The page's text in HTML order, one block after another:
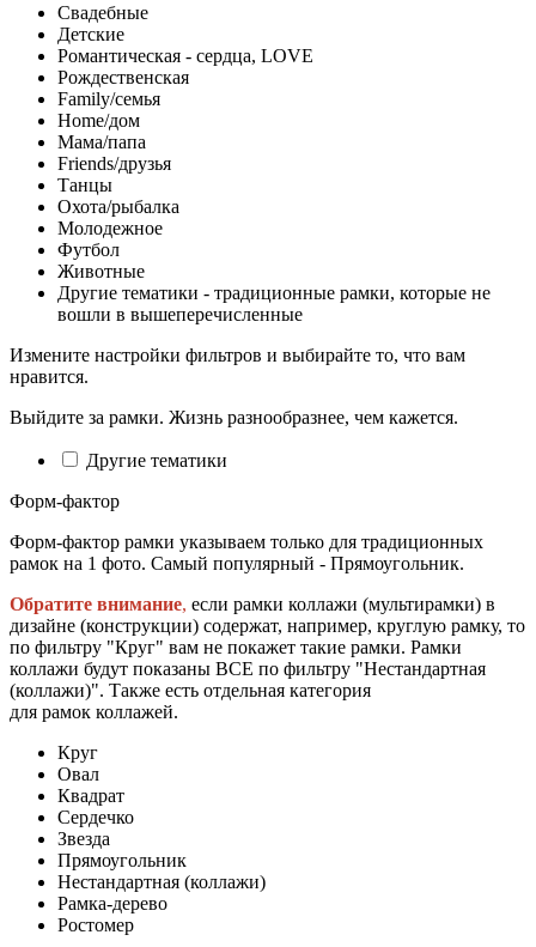
Свадебные
Детские
Романтическая - сердца, LOVE
Рождественская
Family/семья
Home/дом
Мама/папа
Friends/друзья
Танцы
Охота/рыбалка
Молодежное
Футбол
Животные
Другие тематики - традиционные рамки, которые не
вошли в вышеперечисленные
Измените настройки фильтров и выбирайте то, что вам
нравится.
Выйдите за рамки. Жизнь разнообразнее, чем кажется.
Другие тематики
Форм-фактор
Форм-фактор рамки указываем только для традиционных
рамок на 1 фото. Самый популярный - Прямоугольник.
Обратите внимание, если рамки коллажи (мультирамки) в
дизайне (конструкции) содержат, например, круглую рамку, то
по фильтру "Круг" вам не покажет такие рамки. Рамки
коллажи будут показаны ВСЕ по фильтру "Нестандартная
(коллажи)". Также есть отдельная категория
для рамок коллажей.
Круг
Овал
Квадрат
Сердечко
Звезда
Прямоугольник
Нестандартная (коллажи)
Рамка-дерево
Ростомер